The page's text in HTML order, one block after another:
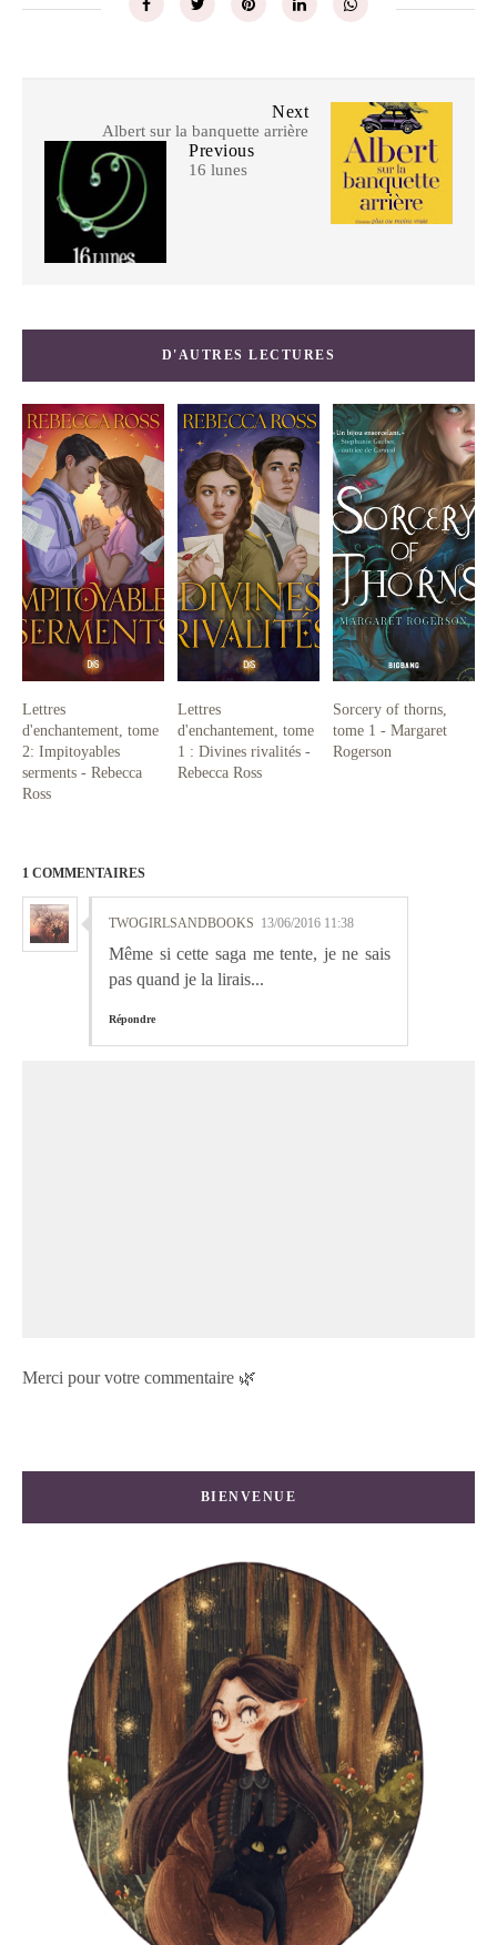
Next
Albert sur la banquette arrière
Previous
16 lunes
D'AUTRES LECTURES
Lettres
d'enchantement, tome
2: Impitoyables
serments - Rebecca
Ross
Lettres
d'enchantement, tome
1 : Divines rivalités -
Rebecca Ross
Sorcery of thorns,
tome 1 - Margaret
Rogerson
1 COMMENTAIRES
TWOGIRLSANDBOOKS 13/06/2016 11:38
Même si cette saga me tente, je ne sais
pas quand je la lirais...
Répondre
Merci pour votre commentaire 🌿
BIENVENUE